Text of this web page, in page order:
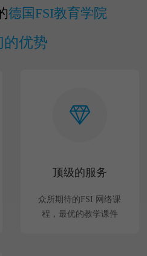
德国FSI教育学院
的优势
顶级的服务
众所期待的FSI 网络课
程，最优的教学课件